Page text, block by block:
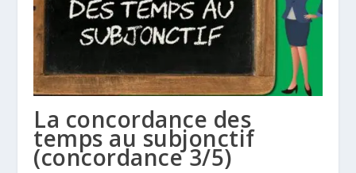
La concordance des
temps au subjonctif
(concordance 3/5)